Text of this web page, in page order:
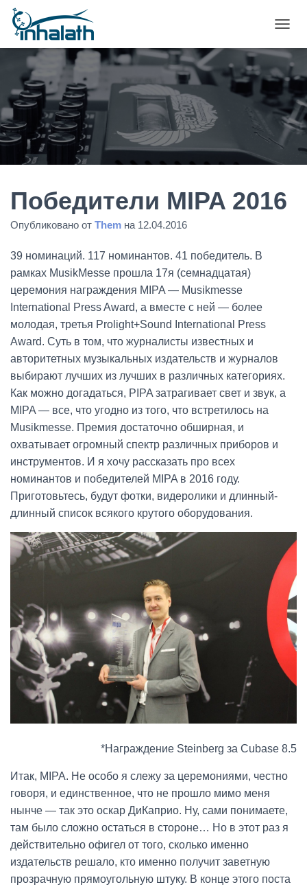
Е
Р
Е
К
Ю
Ч
И
Ь
А
В
Победители MIPA 2016
Опубликовано от Them на 12.04.2016
39 номинаций. 117 номинантов. 41 победитель. В
рамках MusikMesse прошла 17я (семнадцатая)
церемония награждения MIPA — Musikmesse
International Press Award, а вместе с ней — более
молодая, третья Prolight+Sound International Press
Award. Суть в том, что журналисты известных и
авторитетных музыкальных издательств и журналов
выбирают лучших из лучших в различных категориях.
Как можно догадаться, PIPA затрагивает свет и звук, а
MIPA — все, что угодно из того, что встретилось на
Musikmesse. Премия достаточно обширная, и
охватывает огромный спектр различных приборов и
инструментов. И я хочу рассказать про всех
номинантов и победителей MIPA в 2016 году.
Приготовьтесь, будут фотки, видеролики и длинный-
длинный список всякого крутого оборудования.
*Награждение Steinberg за Cubase 8.5
Итак, MIPA. Не особо я слежу за церемониями, честно
говоря, и единственное, что не прошло мимо меня
нынче — так это оскар ДиКаприо. Ну, сами понимаете,
там было сложно остаться в стороне… Но в этот раз я
действительно офигел от того, сколько именно
издательств решало, кто именно получит заветную
прозрачную прямоугольную штуку. В конце этого поста